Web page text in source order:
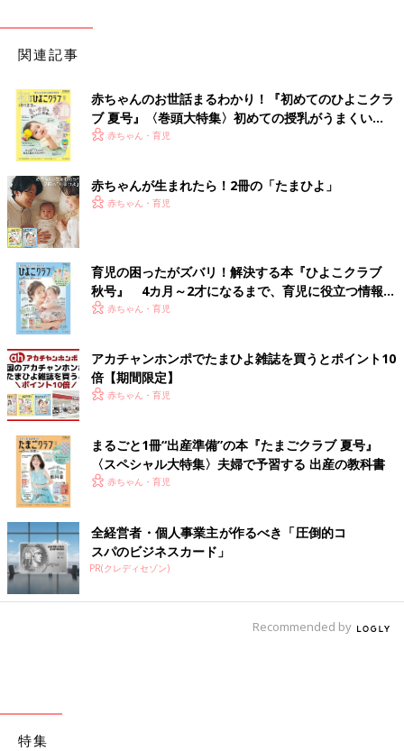
関連記事
赤ちゃんのお世話まるわかり！『初めてのひよこクラ
ブ 夏号』〈巻頭大特集〉初めての授乳がうまくい
く！ おっぱい・ミルクの基本と夏のトラブル 解決テ
赤ちゃん・育児
赤ちゃんが生まれたら！2冊の「たまひよ」
赤ちゃん・育児
育児の困ったがズバリ！解決する本『ひよこクラブ
秋号』 4カ月～2才になるまで、育児に役立つ情報が
いっぱい！
赤ちゃん・育児
アカチャンホンポでたまひよ雑誌を買うとポイント10
倍【期間限定】
赤ちゃん・育児
まるごと1冊“出産準備”の本『たまごクラブ 夏号』
〈スペシャル大特集〉夫婦で予習する 出産の教科書
赤ちゃん・育児
全経営者・個人事業主が作るべき「圧倒的コ
スパのビジネスカード」
PR(クレディセゾン)
Recommended by
特集